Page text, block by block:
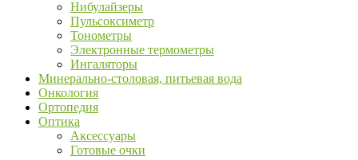
Нибулайзеры
Пульсоксиметр
Тонометры
Электронные термометры
Ингаляторы
Минерально-столовая, питьевая вода
Онкология
Ортопедия
Оптика
Аксессуары
Готовые очки